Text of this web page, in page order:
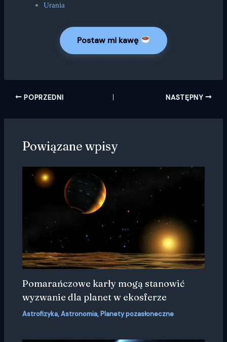
Urania
Postaw mi kawę
POPRZEDNI NASTĘPNY
Powiązane wpisy
Pomarańczowe karły mogą stanowić
wyzwanie dla planet w ekosferze
Astrofizyka,Astronomia,Planety pozasłoneczne